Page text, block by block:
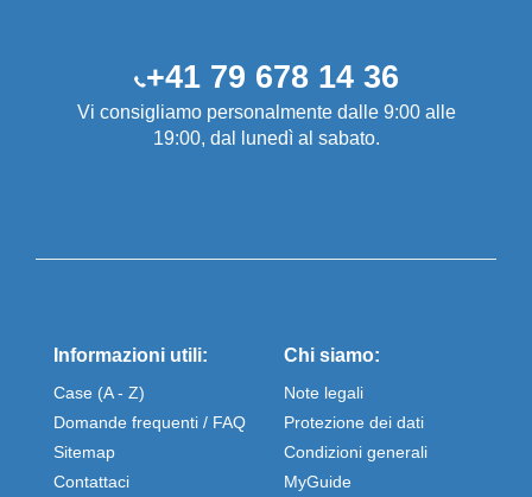
+41 79 678 14 36
Vi consigliamo personalmente dalle 9:00 alle
19:00, dal lunedì al sabato.
Informazioni utili:
Case (A - Z)
Domande frequenti / FAQ
Sitemap
Contattaci
Chi siamo:
Note legali
Protezione dei dati
Condizioni generali
MyGuide